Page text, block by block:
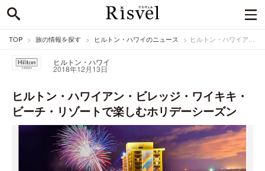
TOP 旅の情報を探す ヒルトン・ハワイのニュース ヒルトン・ハワイアン・ビレッジ・ワイキキ・ビーチ・リゾートで楽しむホリデーシーズン
ヒルトン・ハワイ
2018年12月13日
ヒルトン・ハワイアン・ビレッジ・ワイキキ・
ビーチ・リゾートで楽しむホリデーシーズン